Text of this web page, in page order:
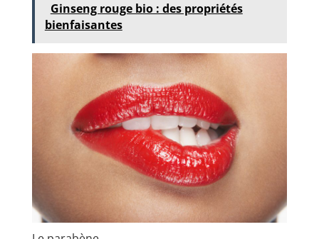
Ginseng rouge bio : des propriétés
bienfaisantes